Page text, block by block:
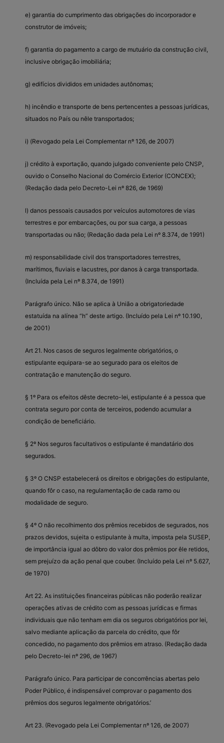
e) garantia do cumprimento das obrigações do incorporador e
construtor de imóveis;
f) garantia do pagamento a cargo de mutuário da construção civil,
inclusive obrigação imobiliária;
g) edifícios divididos em unidades autônomas;
h) incêndio e transporte de bens pertencentes a pessoas jurídicas,
situados no País ou nêle transportados;
i) (Revogado pela Lei Complementar nº 126, de 2007)
j) crédito à exportação, quando julgado conveniente pelo CNSP,
ouvido o Conselho Nacional do Comércio Exterior (CONCEX);
(Redação dada pelo Decreto-Lei nº 826, de 1969)
l) danos pessoais causados por veículos automotores de vias
terrestres e por embarcações, ou por sua carga, a pessoas
transportadas ou não; (Redação dada pela Lei nº 8.374, de 1991)
m) responsabilidade civil dos transportadores terrestres,
marítimos, fluviais e lacustres, por danos à carga transportada.
(Incluída pela Lei nº 8.374, de 1991)
Parágrafo único. Não se aplica à União a obrigatoriedade
estatuída na alínea “h” deste artigo. (Incluído pela Lei nº 10.190,
de 2001)
Art 21. Nos casos de seguros legalmente obrigatórios, o
estipulante equipara-se ao segurado para os eleitos de
contratação e manutenção do seguro.
§ 1º Para os efeitos dêste decreto-lei, estipulante é a pessoa que
contrata seguro por conta de terceiros, podendo acumular a
condição de beneficiário.
§ 2º Nos seguros facultativos o estipulante é mandatário dos
segurados.
§ 3º O CNSP estabelecerá os direitos e obrigações do estipulante,
quando fôr o caso, na regulamentação de cada ramo ou
modalidade de seguro.
§ 4º O não recolhimento dos prêmios recebidos de segurados, nos
prazos devidos, sujeita o estipulante à multa, imposta pela SUSEP,
de importância igual ao dôbro do valor dos prêmios por êle retidos,
sem prejuízo da ação penal que couber. (Incluído pela Lei nº 5.627,
de 1970)
Art 22. As instituições financeiras públicas não poderão realizar
operações ativas de crédito com as pessoas jurídicas e firmas
individuais que não tenham em dia os seguros obrigatórios por lei,
salvo mediante aplicação da parcela do crédito, que fôr
concedido, no pagamento dos prêmios em atraso. (Redação dada
pelo Decreto-lei nº 296, de 1967)
Parágrafo único. Para participar de concorrências abertas pelo
Poder Público, é indispensável comprovar o pagamento dos
prêmios dos seguros legalmente obrigatórios.’
Art 23. (Revogado pela Lei Complementar nº 126, de 2007)